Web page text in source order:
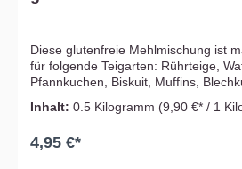
Diese glutenfreie Mehlmischung ist
für folgende Teigarten: Rührteige,
Pfannkuchen, Biskuit, Muffins,
Maisbasis beziehen, beachte bitte
Mischung immer ca. 20 Prozent mehr
Inhalt: 0.5 Kilogramm (9,90 €* / 1
4,95 €*